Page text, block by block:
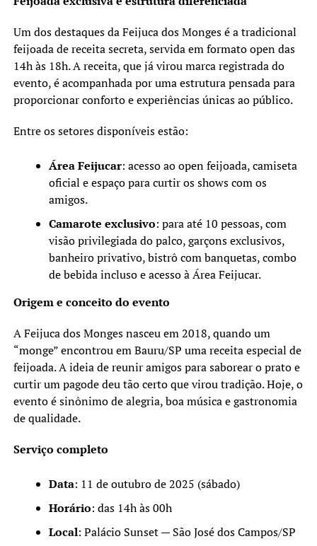
Um dos destaques da Feijuca dos Monges é a tradicional
feijoada de receita secreta, servida em formato open das
14h às 18h. A receita, que já virou marca registrada do
evento, é acompanhada por uma estrutura pensada para
proporcionar conforto e experiências únicas ao público.
Entre os setores disponíveis estão:
Área Feijucar: acesso ao open feijoada, camiseta
oficial e espaço para curtir os shows com os
amigos.
Camarote exclusivo: para até 10 pessoas, com
visão privilegiada do palco, garçons exclusivos,
banheiro privativo, bistrô com banquetas, combo
de bebida incluso e acesso à Área Feijucar.
Origem e conceito do evento
A Feijuca dos Monges nasceu em 2018, quando um
“monge” encontrou em Bauru/SP uma receita especial de
feijoada. A ideia de reunir amigos para saborear o prato e
curtir um pagode deu tão certo que virou tradição. Hoje, o
evento é sinônimo de alegria, boa música e gastronomia
de qualidade.
Serviço completo
Data: 11 de outubro de 2025 (sábado)
Horário: das 14h às 00h
Local: Palácio Sunset — São José dos Campos/SP